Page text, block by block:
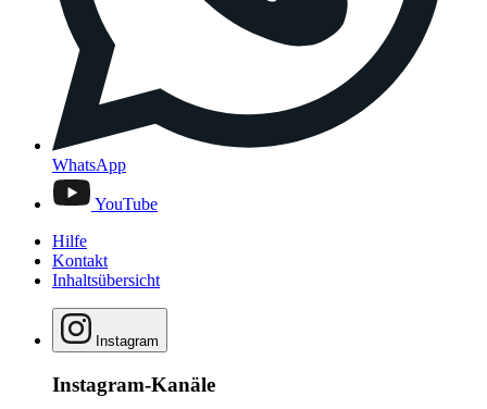
WhatsApp
YouTube
Hilfe
Kontakt
Inhaltsübersicht
Instagram
Instagram-Kanäle